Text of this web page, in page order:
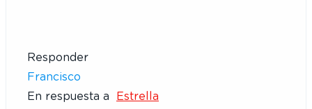
Responder
Francisco
En respuesta a
Estrella